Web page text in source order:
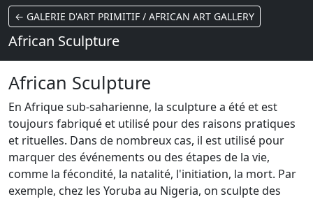
← GALERIE D'ART PRIMITIF / AFRICAN ART GALLERY
African Sculpture
African Sculpture
En Afrique sub-saharienne, la sculpture a été et est
toujours fabriqué et utilisé pour des raisons pratiques
et rituelles. Dans de nombreux cas, il est utilisé pour
marquer des événements ou des étapes de la vie,
comme la fécondité, la natalité, l'initiation, la mort. Par
exemple, chez les Yoruba au Nigeria, on sculpte des